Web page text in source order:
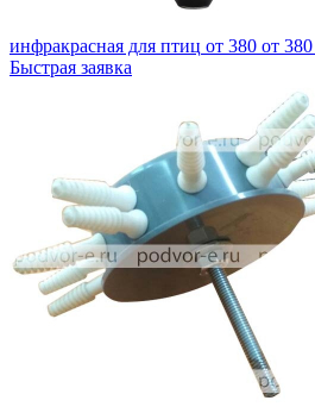
инфракрасная для птиц от 380 от 380
Быстрая заявка